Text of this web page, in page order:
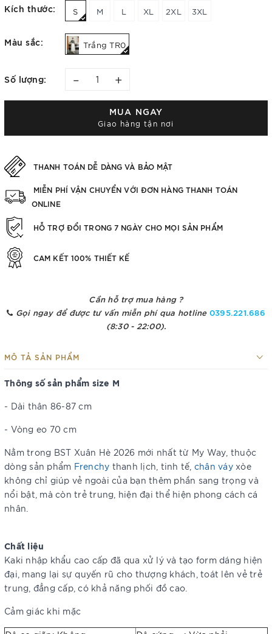
Kích thước: S M L XL 2XL 3XL
Màu sắc: Trắng TR0
Số lượng: – +
MUA NGAY
Giao hàng tận nơi
THANH TOÁN DỄ DÀNG VÀ BẢO MẬT
MIỄN PHÍ VẬN CHUYỂN VỚI ĐƠN HÀNG THANH TOÁN
ONLINE
HỖ TRỢ ĐỔI TRONG 7 NGÀY CHO MỌI SẢN PHẨM
CAM KẾT 100% THIẾT KẾ
Cần hỗ trợ mua hàng ?
Gọi ngay để được tư vấn miễn phí qua hotline 0395.221.686
(8:30 - 22:00).
MÔ TẢ SẢN PHẨM
Thông số sản phẩm size M
- Dài thân 86-87 cm
- Vòng eo 70 cm
Nằm trong BST Xuân Hè 2026 mới nhất từ My Way, thuộc
dòng sản phẩm Frenchy thanh lịch, tinh tế, chân váyxòe
không chỉ giúp vẻ ngoài của bạn thêm phần sang trọng và
nổi bật, mà còn trẻ trung, hiện đại thể hiện phong cách cá
nhân.
Chất liệu
Kaki nhập khẩu cao cấp đã qua xử lý và tạo form dáng hiện
đại, mang lại sự quyến rũ cho thượng khách, toát lên vẻ trẻ
trung, đẳng cấp, có khả năng phối đồ cao.
Cảm giác khi mặc